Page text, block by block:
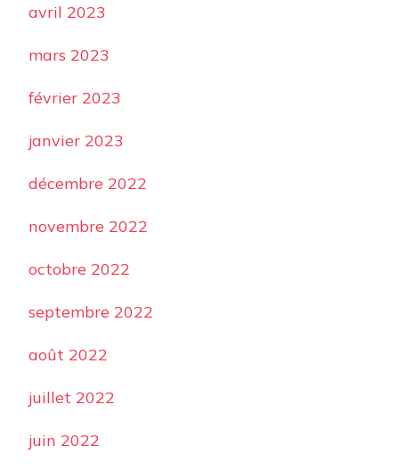
avril 2023
mars 2023
février 2023
janvier 2023
décembre 2022
novembre 2022
octobre 2022
septembre 2022
août 2022
juillet 2022
juin 2022